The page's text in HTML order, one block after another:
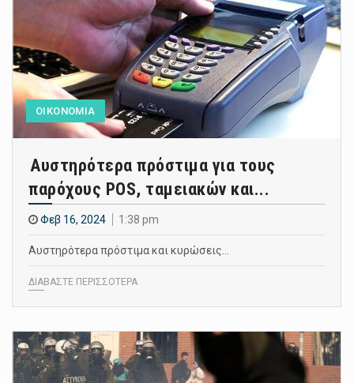
ΟΙΚΟΝΟΜΙΑ
Αυστηρότερα πρόστιμα για τους
παρόχους POS, ταμειακών και...
Φεβ 16, 2024 1:38 pm
Αυστηρότερα πρόστιμα και κυρώσεις…
ΔΙΑΒΑΣΤΕ ΠΕΡΙΣΣΟΤΕΡΑ